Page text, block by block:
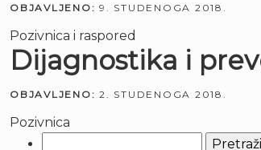
OBJAVLJENO: 9. STUDENOGA 2018.
Pozivnica i raspored
Dijagnostika i
OBJAVLJENO: 2. STUDENOGA 2018.
Pozivnica